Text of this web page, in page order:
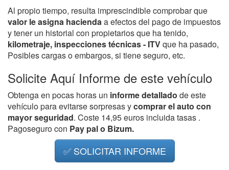
Al propio tiempo, resulta imprescindible comprobar que
valor le asigna haciendaa efectos del pago de impuestos
y tener un historial con propietarios que ha tenido,
kilometraje, inspecciones técnicas - ITVque ha pasado,
Posibles cargas o embargos, si tiene seguro, etc.
Solicite Aquí Informe de este vehículo
Obtenga en pocas horas un informe detallado de este
vehículo para evitarse sorpresas ycomprar el auto con
mayor seguridad. Coste 14,95 euros incluida tasas .
Pagoseguro con Pay pal o Bizum.
✅ SOLICITAR INFORME